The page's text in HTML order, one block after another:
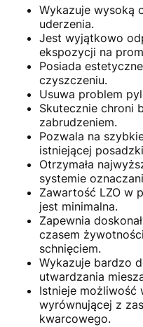
Wykazuje wysoką
uderzenia.
Jest wyjątkowo
ekspozycji na
Posiada
czyszczeniu.
Usuwa problem
Skutecznie chroni
zabrudzeniem.
Pozwala na
istniejącej
Otrzymała
systemie
Zawartość LZO w
jest minimalna.
Zapewnia
czasem
schnięciem.
Wykazuje bardzo
utwardzania
Istnieje możliwość
wyrównującej z
kwarcowego.